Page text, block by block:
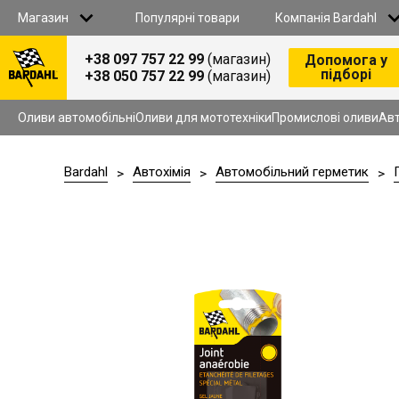
Магазин Популярні товари Компанія Bardahl
ПРО НАС
ДОСТАВКА I ОПЛАТА
Всі товари
Оливи автомобільнi
Оливи для мототехніки
Антифриз
Гальмiвна рiдина
+38 097 757 22 99 (магазин)
+38 050 757 22 99 (магазин)
Допомога у
підборі
Оливи автомобільнiОливи для мототехнікиПромислові оливи
Bardahl > Автохiмiя > Автомобільний герметик >